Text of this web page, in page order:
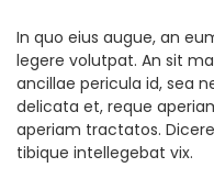
In quo eius augue, an
legere volutpat. An sit
ancillae pericula id, sea
delicata et, reque
aperiam tractatos.
tibique intellegebat vix.